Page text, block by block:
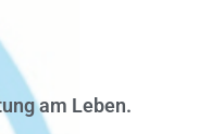
am Leben.